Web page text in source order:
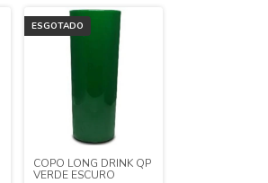
ESGOTADO
COPO LONG DRINK QP
VERDE ESCURO